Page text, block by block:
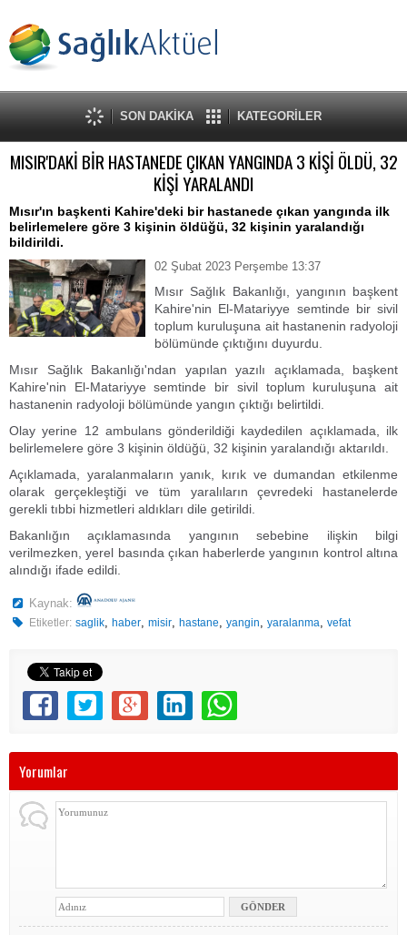
SON DAKİKA KATEGORİLER
MISIR'DAKİ BİR HASTANEDE ÇIKAN YANGINDA 3 KİŞİ ÖLDÜ, 32
KİŞİ YARALANDI
Mısır'ın başkenti Kahire'deki bir hastanede çıkan yangında ilk
belirlemelere göre 3 kişinin öldüğü, 32 kişinin yaralandığı
bildirildi.
02 Şubat 2023 Perşembe 13:37
Mısır Sağlık Bakanlığı, yangının başkent
Kahire'nin El-Matariyye semtinde bir sivil
toplum kuruluşuna ait hastanenin radyoloji
bölümünde çıktığını duyurdu.
Mısır Sağlık Bakanlığı'ndan yapılan yazılı açıklamada, başkent
Kahire'nin El-Matariyye semtinde bir sivil toplum kuruluşuna ait
hastanenin radyoloji bölümünde yangın çıktığı belirtildi.
Olay yerine 12 ambulans gönderildiği kaydedilen açıklamada, ilk
belirlemelere göre 3 kişinin öldüğü, 32 kişinin yaralandığı aktarıldı.
Açıklamada, yaralanmaların yanık, kırık ve dumandan etkilenme
olarak gerçekleştiği ve tüm yaralıların çevredeki hastanelerde
gerekli tıbbi hizmetleri aldıkları dile getirildi.
Bakanlığın açıklamasında yangının sebebine ilişkin bilgi
verilmezken, yerel basında çıkan haberlerde yangının kontrol altına
alındığı ifade edildi.
Kaynak:
Etiketler: saglik,haber,misir,hastane,yangin,yaralanma,vefat
Yorumlar